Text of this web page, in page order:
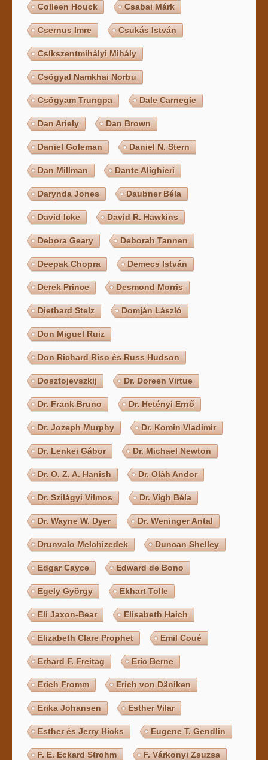
Colleen Houck Csabai Márk
Csernus Imre Csukás István
Csíkszentmihályi Mihály
Csögyal Namkhai Norbu
Csögyam Trungpa Dale Carnegie
Dan Ariely Dan Brown
Daniel Goleman Daniel N. Stern
Dan Millman Dante Alighieri
Darynda Jones Daubner Béla
David Icke David R. Hawkins
Debora Geary Deborah Tannen
Deepak Chopra Demecs István
Derek Prince Desmond Morris
Diethard Stelz Domján László
Don Miguel Ruiz
Don Richard Riso és Russ Hudson
Dosztojevszkij Dr. Doreen Virtue
Dr. Frank Bruno Dr. Hetényi Ernő
Dr. Jozeph Murphy Dr. Komin Vladimir
Dr. Lenkei Gábor Dr. Michael Newton
Dr. O. Z. A. Hanish Dr. Oláh Andor
Dr. Szilágyi Vilmos Dr. Vígh Béla
Dr. Wayne W. Dyer Dr. Weninger Antal
Drunvalo Melchizedek Duncan Shelley
Edgar Cayce Edward de Bono
Egely György Ekhart Tolle
Eli Jaxon-Bear Elisabeth Haich
Elizabeth Clare Prophet Emil Coué
Erhard F. Freitag Eric Berne
Erich Fromm Erich von Däniken
Erika Johansen Esther Vilar
Esther és Jerry Hicks Eugene T. Gendlin
F. E. Eckard Strohm F. Várkonyi Zsuzsa